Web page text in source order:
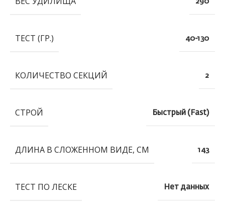
ТЕСТ (ГР.) 40-130
КОЛИЧЕСТВО СЕКЦИЙ 2
СТРОЙ Быстрый (Fast)
ДЛИНА В СЛОЖЕННОМ ВИДЕ, СМ 143
ТЕСТ ПО ЛЕСКЕ Нет данных